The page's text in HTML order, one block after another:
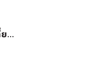
...